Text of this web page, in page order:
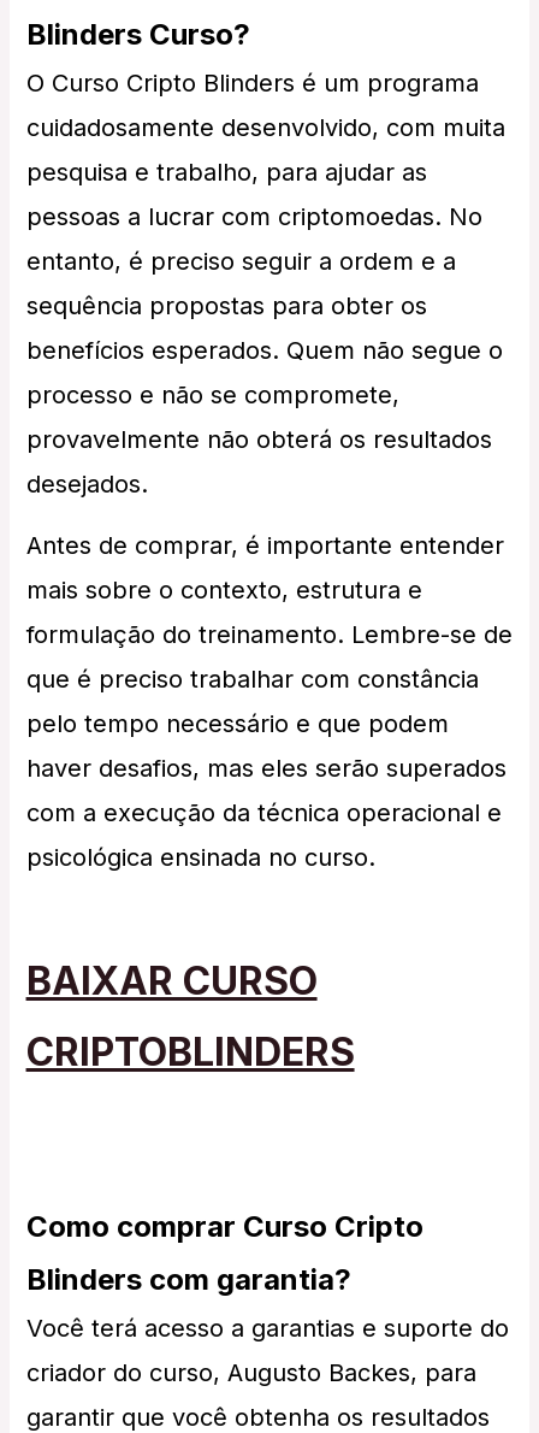
Blinders Curso?
O Curso Cripto Blinders é um programa
cuidadosamente desenvolvido, com muita
pesquisa e trabalho, para ajudar as
pessoas a lucrar com criptomoedas. No
entanto, é preciso seguir a ordem e a
sequência propostas para obter os
benefícios esperados. Quem não segue o
processo e não se compromete,
provavelmente não obterá os resultados
desejados.
Antes de comprar, é importante entender
mais sobre o contexto, estrutura e
formulação do treinamento. Lembre-se de
que é preciso trabalhar com constância
pelo tempo necessário e que podem
haver desafios, mas eles serão superados
com a execução da técnica operacional e
psicológica ensinada no curso.
BAIXAR CURSO
CRIPTOBLINDERS
Como comprar Curso Cripto
Blinders com garantia?
Você terá acesso a garantias e suporte do
criador do curso, Augusto Backes, para
garantir que você obtenha os resultados